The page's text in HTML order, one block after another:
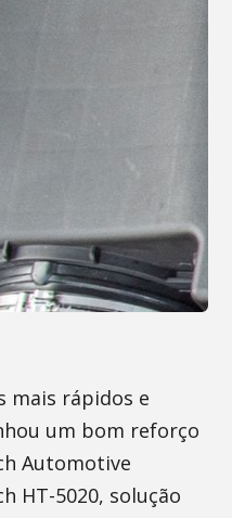
mais rápidos e
um bom reforço
Automotive
HT-5020, solução